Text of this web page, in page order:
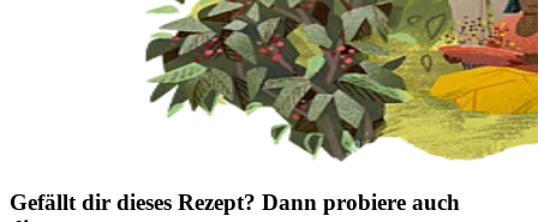
Gefällt dir dieses Rezept? Dann probiere auch